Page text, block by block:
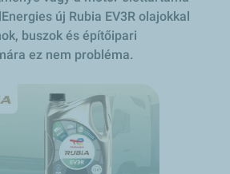
új Rubia EV3R olajokkal
buszok és építőipari
ez nem probléma.